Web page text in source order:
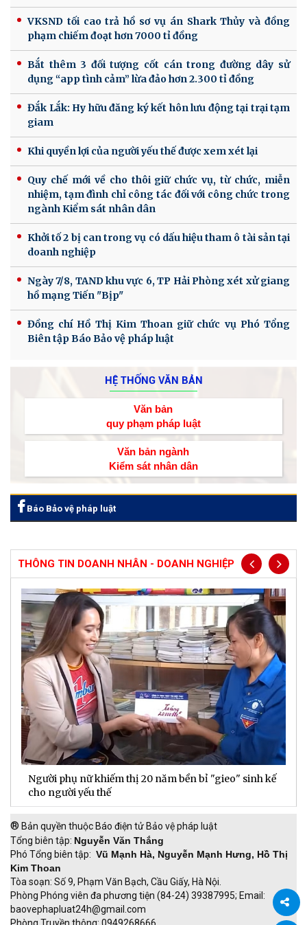
VKSND tối cao trả hồ sơ vụ án Shark Thủy và đồng
phạm chiếm đoạt hơn 7000 tỉ đồng
Bắt thêm 3 đối tượng cốt cán trong đường dây sử
dụng “app tình cảm” lừa đảo hơn 2.300 tỉ đồng
Đắk Lắk: Hy hữu đăng ký kết hôn lưu động tại trại tạm
giam
Khi quyền lợi của người yếu thế được xem xét lại
Quy chế mới về cho thôi giữ chức vụ, từ chức, miễn
nhiệm, tạm đình chỉ công tác đối với công chức trong
ngành Kiểm sát nhân dân
Khởi tố 2 bị can trong vụ có dấu hiệu tham ô tài sản tại
doanh nghiệp
Ngày 7/8, TAND khu vực 6, TP Hải Phòng xét xử giang
hồ mạng Tiến "Bịp"
Đồng chí Hồ Thị Kim Thoan giữ chức vụ Phó Tổng
Biên tập Báo Bảo vệ pháp luật
HỆ THỐNG VĂN BẢN
Văn bản
quy phạm pháp luật
Văn bản ngành
Kiểm sát nhân dân
Báo Bảo vệ pháp luật
THÔNG TIN DOANH NHÂN - DOANH NGHIỆP
Người phụ nữ khiếm thị 20 năm bền bỉ "gieo" sinh kế
cho người yếu thế
® Bản quyền thuộc Báo điện tử Bảo vệ pháp luật
Tổng biên tập: Nguyễn Văn Thắng
Phó Tổng biên tập: Vũ Mạnh Hà, Nguyễn Mạnh Hưng, Hồ Thị
Kim Thoan
Tòa soạn: Số 9, Phạm Văn Bạch, Cầu Giấy, Hà Nội.
Phòng Phóng viên đa phương tiện (84-24) 39387995; Email:
baovephapluat24h@gmail.com